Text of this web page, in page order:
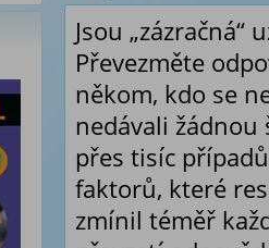
Jsou „zázračná“
Převezměte
někom, kdo se
nedávali
přes tisíc
faktorů, které
zmínil téměř